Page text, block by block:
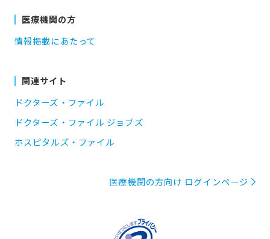
医療機関の方
情報掲載にあたって
関連サイト
ドクターズ・ファイル
ドクターズ・ファイル ジョブズ
ホスピタルズ・ファイル
医療機関の方向け ログインページ